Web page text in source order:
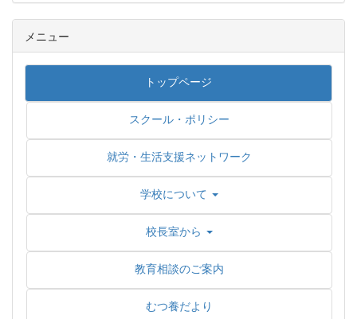
メニュー
トップページ
スクール・ポリシー
就労・生活支援ネットワーク
学校について
校長室から
教育相談のご案内
むつ養だより